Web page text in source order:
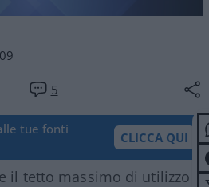
5
tue fonti
CLICCA QUI
il tetto massimo di utilizzo